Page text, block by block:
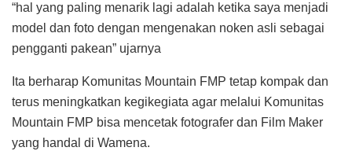
“hal yang paling menarik lagi adalah ketika saya menjadi
model dan foto dengan mengenakan noken asli sebagai
pengganti pakean” ujarnya
Ita berharap Komunitas Mountain FMP tetap kompak dan
terus meningkatkan kegikegiata agar melalui Komunitas
Mountain FMP bisa mencetak fotografer dan Film Maker
yang handal di Wamena.